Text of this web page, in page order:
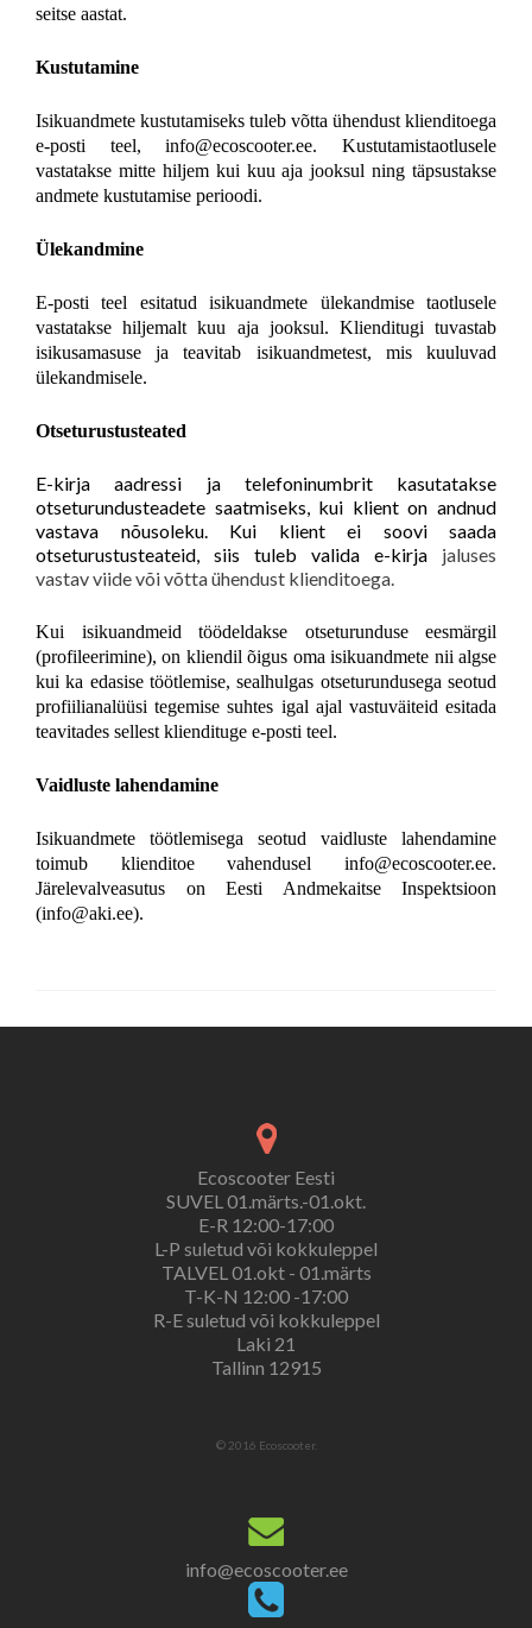
seitse aastat.
Kustutamine
Isikuandmete kustutamiseks tuleb võtta ühendust klienditoega
e-posti teel, info@ecoscooter.ee. Kustutamistaotlusele
vastatakse mitte hiljem kui kuu aja jooksul ning täpsustakse
andmete kustutamise perioodi.
Ülekandmine
E-posti teel esitatud isikuandmete ülekandmise taotlusele
vastatakse hiljemalt kuu aja jooksul. Klienditugi tuvastab
isikusamasuse ja teavitab isikuandmetest, mis kuuluvad
ülekandmisele.
Otseturustusteated
E-kirja aadressi ja telefoninumbrit kasutatakse
otseturundusteadete saatmiseks, kui klient on andnud
vastava nõusoleku. Kui klient ei soovi saada
otseturustusteateid, siis tuleb valida e-kirja jaluses
vastav viide või võtta ühendust klienditoega.
Kui isikuandmeid töödeldakse otseturunduse eesmärgil
(profileerimine), on kliendil õigus oma isikuandmete nii algse
kui ka edasise töötlemise, sealhulgas otseturundusega seotud
profiilianalüüsi tegemise suhtes igal ajal vastuväiteid esitada
teavitades sellest kliendituge e-posti teel.
Vaidluste lahendamine
Isikuandmete töötlemisega seotud vaidluste lahendamine
toimub klienditoe vahendusel info@ecoscooter.ee.
Järelevalveasutus on Eesti Andmekaitse Inspektsioon
(info@aki.ee).
Ecoscooter Eesti
SUVEL 01.märts.-01.okt.
E-R 12:00-17:00
L-P suletud või kokkuleppel
TALVEL 01.okt - 01.märts
T-K-N 12:00 -17:00
R-E suletud või kokkuleppel
Laki 21
Tallinn 12915
© 2016 Ecoscooter.
info@ecoscooter.ee